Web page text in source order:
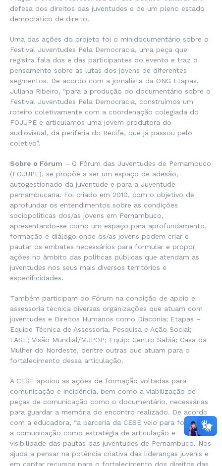
defesa dos direitos das juventudes e de um pleno estado
democrático de direito.
Uma das ações do projeto foi o minidocumentário sobre o
Festival Juventudes Pela Democracia, uma peça que
registra fala dos e das participantes do evento e traz o
pensamento sobre as lutas dos jovens de diferentes
segmentos. De acordo com a jornalista da ONG Etapas,
Juliana Ribeiro, “para a produção do documentário sobre o
Festival Juventudes Pela Democracia, construímos um
roteiro coletivamente com a coordenação colegiada do
FOJUPE e articulamos uma jovem produtora do
audiovisual, da periferia do Recife, que já passou pelo
coletivo”.
Sobre o Fórum – O Fórum das Juventudes de Pernambuco
(FOJUPE), se propõe a ser um espaço de adesão,
autogestionado da juventude e para a Juventude
pernambucana. Foi criado em 2010, com o objetivo de
aprofundar os entendimentos sobre as condições
sociopolíticas dos/as jovens em Pernambuco,
apresentando-se como um espaço para aprofundamento,
formação e diálogo onde os/as jovens podem criar e
pautar os embates necessários para formular e propor
ações no âmbito das políticas públicas que atendam as
juventudes nos seus mais diversos territórios e
especificidades.
Também participam do Fórum na condição de apoio e
assessoria técnica diversas organizações que atuam com
juventudes e Direitos Humanos como Diaconia; Etapas –
Equipe Técnica de Assessoria, Pesquisa e Ação Social;
FASE; Visão Mundial/MJPOP; Equip; Centro Sabiá; Casa da
Mulher do Nordeste, dentre outras que atuam para o
fortalecimento dessa articulação.
A CESE apoiou as ações de formação voltadas para
comunicação e incidência, bem como a viabilização de
peças de comunicação como o documentário, necessárias
para guardar a memória do encontro realizado. De acordo
com a educadora, “a parceria da CESE veio para fortalecer
a comunicação como estratégia de articulação e
visibilidade das pautas das juventudes de Pernambuco. Nos
ajuda a pensar na potência criativa das lideranças juvenis e
em captar recursos para o fortalecimento dos direitos das